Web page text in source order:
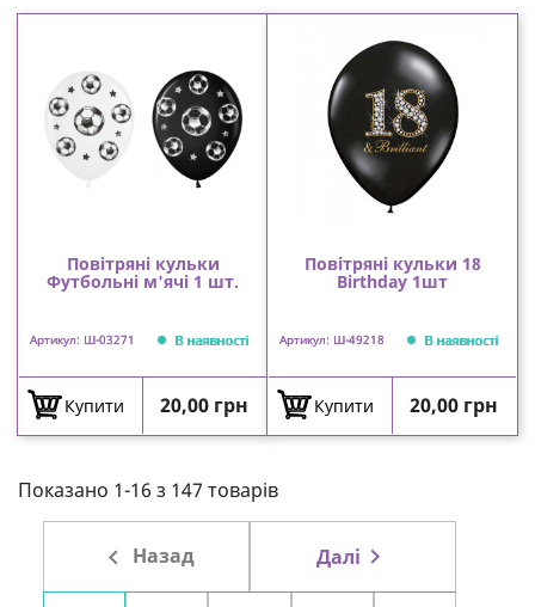
Повітряні кульки
Футбольні м'ячі 1 шт.
Артикул: Ш-03271 В наявності
Купити Ціна
20,00 грн
Повітряні кульки 18
Birthday 1шт
Артикул: Ш-49218 В наявності
Купити Ціна
20,00 грн
Показано 1-16 з 147 товарів
 Назад Далі 